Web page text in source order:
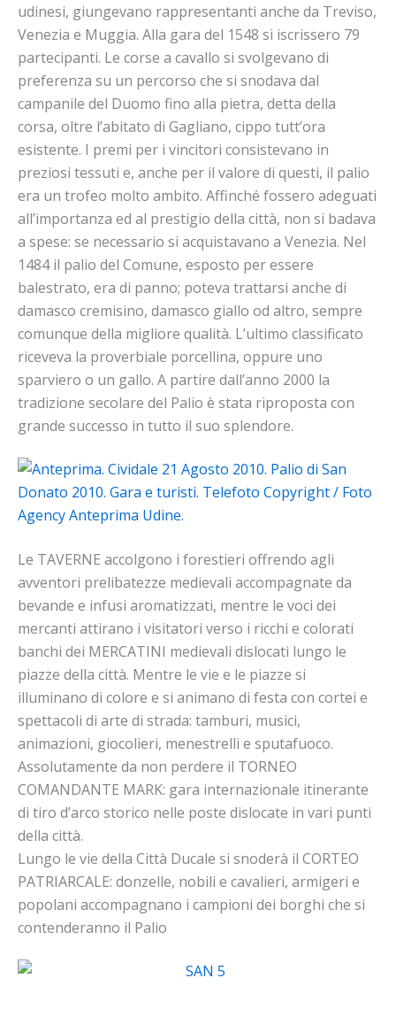
udinesi, giungevano rappresentanti anche da Treviso,
Venezia e Muggia. Alla gara del 1548 si iscrissero 79
partecipanti. Le corse a cavallo si svolgevano di
preferenza su un percorso che si snodava dal
campanile del Duomo fino alla pietra, detta della
corsa, oltre l’abitato di Gagliano, cippo tutt’ora
esistente. I premi per i vincitori consistevano in
preziosi tessuti e, anche per il valore di questi, il palio
era un trofeo molto ambito. Affinché fossero adeguati
all’importanza ed al prestigio della città, non si badava
a spese: se necessario si acquistavano a Venezia. Nel
1484 il palio del Comune, esposto per essere
balestrato, era di panno; poteva trattarsi anche di
damasco cremisino, damasco giallo od altro, sempre
comunque della migliore qualità. L’ultimo classificato
riceveva la proverbiale porcellina, oppure uno
sparviero o un gallo. A partire dall’anno 2000 la
tradizione secolare del Palio è stata riproposta con
grande successo in tutto il suo splendore.
Le TAVERNE accolgono i forestieri offrendo agli
avventori prelibatezze medievali accompagnate da
bevande e infusi aromatizzati, mentre le voci dei
mercanti attirano i visitatori verso i ricchi e colorati
banchi dei MERCATINI medievali dislocati lungo le
piazze della città. Mentre le vie e le piazze si
illuminano di colore e si animano di festa con cortei e
spettacoli di arte di strada: tamburi, musici,
animazioni, giocolieri, menestrelli e sputafuoco.
Assolutamente da non perdere il TORNEO
COMANDANTE MARK: gara internazionale itinerante
di tiro d’arco storico nelle poste dislocate in vari punti
della città.
Lungo le vie della Città Ducale si snoderà il CORTEO
PATRIARCALE: donzelle, nobili e cavalieri, armigeri e
popolani accompagnano i campioni dei borghi che si
contenderanno il Palio